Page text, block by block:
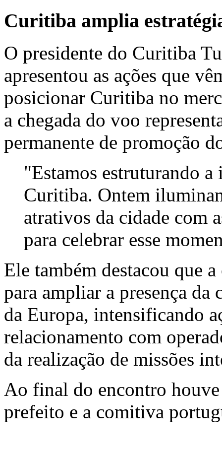
Curitiba amplia
O presidente do Curitiba
apresentou as ações que
posicionar Curitiba no
a chegada do voo
permanente de promoção
"Estamos estruturando
Curitiba. Ontem
atrativos da cidade com
para celebrar esse
Ele também destacou que
para ampliar a presença da
da Europa, intensificando
relacionamento com
da realização de missões
Ao final do encontro houve
prefeito e a comitiva